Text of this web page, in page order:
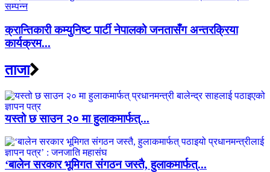
क्रान्तिकारी कम्युनिष्ट पार्टी नेपालको जनतासँग अन्तरक्रिया
कार्यक्रम...
ताजा
यस्तो छ साउन २० मा हुलाकमार्फत्...
‘बालेन सरकार भूमिगत संगठन जस्तै, हुलाकमार्फत्...